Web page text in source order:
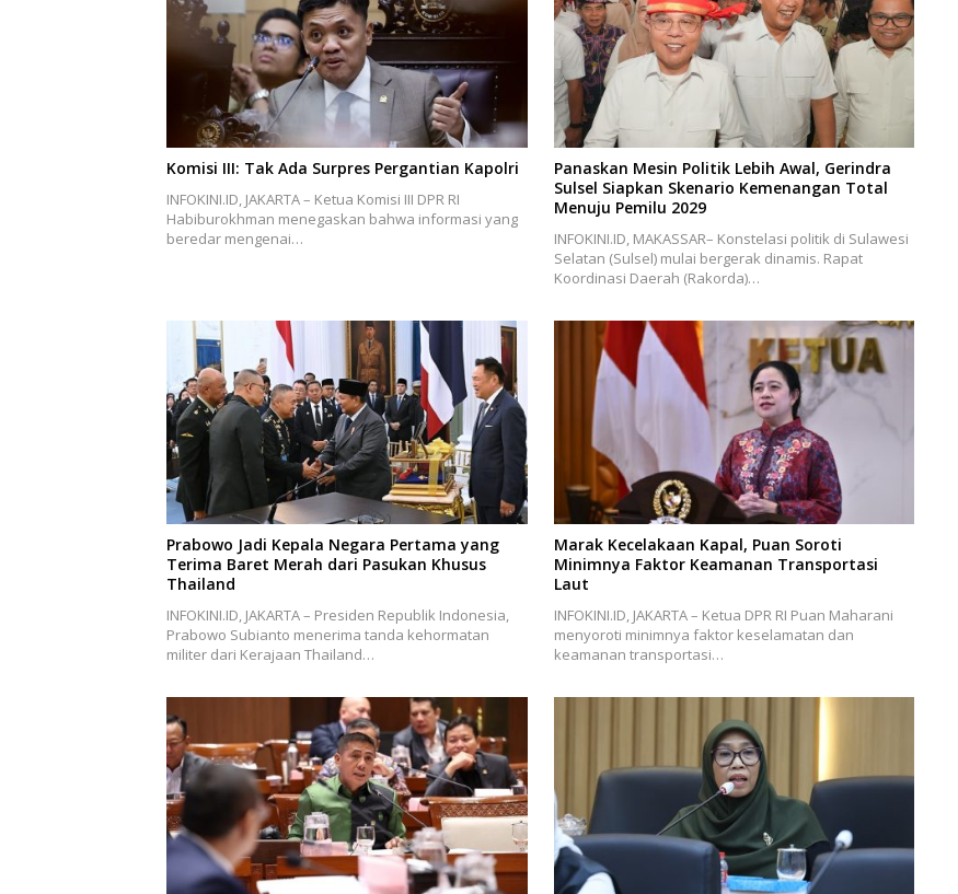
Komisi III: Tak Ada Surpres Pergantian Kapolri
INFOKINI.ID, JAKARTA – Ketua Komisi III DPR RI
Habiburokhman menegaskan bahwa informasi yang
beredar mengenai…
Panaskan Mesin Politik Lebih Awal, Gerindra
Sulsel Siapkan Skenario Kemenangan Total
Menuju Pemilu 2029
INFOKINI.ID, MAKASSAR– Konstelasi politik di Sulawesi
Selatan (Sulsel) mulai bergerak dinamis. Rapat
Koordinasi Daerah (Rakorda)…
Prabowo Jadi Kepala Negara Pertama yang
Terima Baret Merah dari Pasukan Khusus
Thailand
INFOKINI.ID, JAKARTA – Presiden Republik Indonesia,
Prabowo Subianto menerima tanda kehormatan
militer dari Kerajaan Thailand…
Marak Kecelakaan Kapal, Puan Soroti
Minimnya Faktor Keamanan Transportasi
Laut
INFOKINI.ID, JAKARTA – Ketua DPR RI Puan Maharani
menyoroti minimnya faktor keselamatan dan
keamanan transportasi…